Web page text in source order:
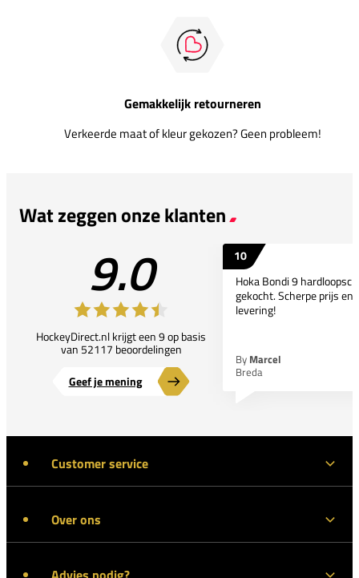
Gemakkelijk retourneren
Verkeerde maat of kleur gekozen? Geen probleem!
Wat zeggen onze klanten
9.0
HockeyDirect.nl krijgt een 9 op basis
van 52117 beoordelingen
Geef je mening
10
Hoka Bondi 9
gekocht. Scherpe prijs en
levering!
By Marcel
Breda
Customer service
Over ons